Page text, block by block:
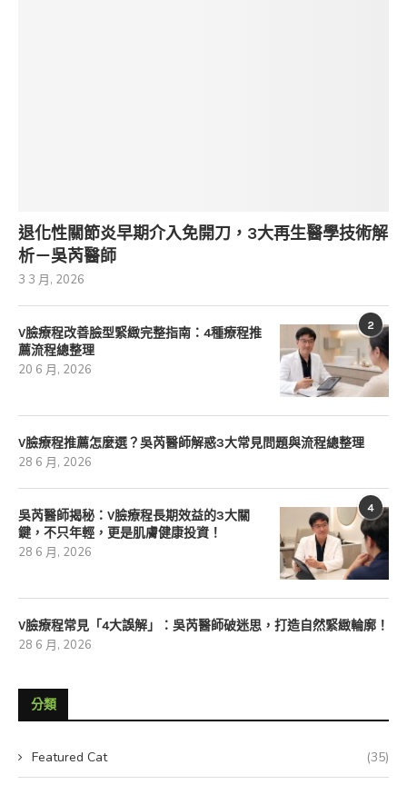
退化性關節炎早期介入免開刀，3大再生醫學技術解
析－吳芮醫師
3 3 月, 2026
2
V臉療程改善臉型緊緻完整指南：4種療程推
薦流程總整理
20 6 月, 2026
V臉療程推薦怎麼選？吳芮醫師解惑3大常見問題與流程總整理
28 6 月, 2026
4
吳芮醫師揭秘：V臉療程長期效益的3大關
鍵，不只年輕，更是肌膚健康投資！
28 6 月, 2026
V臉療程常見「4大誤解」：吳芮醫師破迷思，打造自然緊緻輪廓！
28 6 月, 2026
分類
Featured Cat (35)